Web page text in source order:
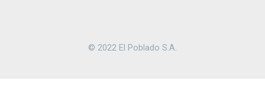
© 2022 El Poblado S.A.